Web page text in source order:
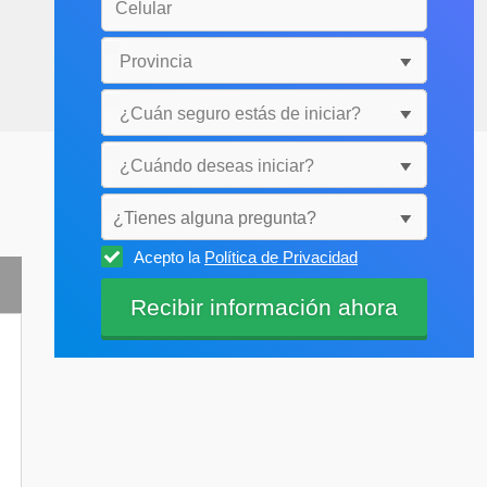
¿Tienes alguna pregunta?
Selecciónala
Acepto la Política de Privacidad